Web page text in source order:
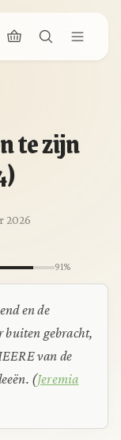
te zijn
2026
91%
en de
buiten gebracht,
van de
(Jeremia